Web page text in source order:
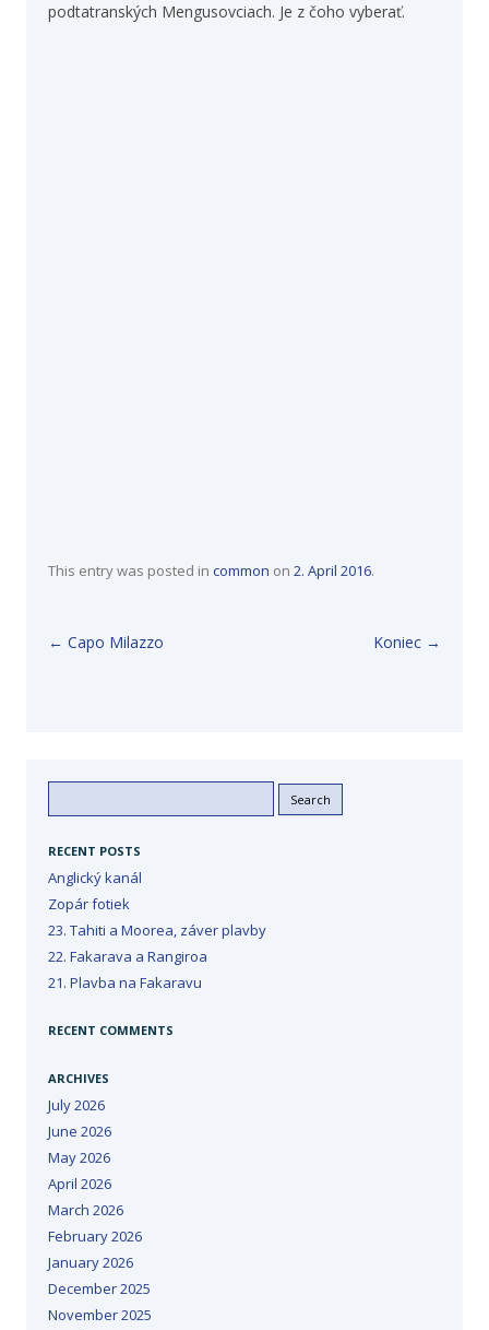
podtatranských Mengusovciach. Je z čoho vyberať.
This entry was posted in common on 2. April 2016.
Post navigation
← Capo Milazzo Koniec →
for:
RECENT POSTS
Anglický kanál
Zopár fotiek
23. Tahiti a Moorea, záver plavby
22. Fakarava a Rangiroa
21. Plavba na Fakaravu
RECENT COMMENTS
ARCHIVES
July 2026
June 2026
May 2026
April 2026
March 2026
February 2026
January 2026
December 2025
November 2025